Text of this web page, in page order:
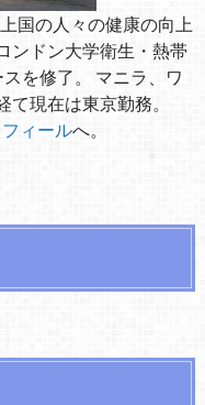
国の人々の健康の向上
ンドン大学衛生・熱帯
を修了。 マニラ、ワ
現在は東京勤務。
ィールへ。